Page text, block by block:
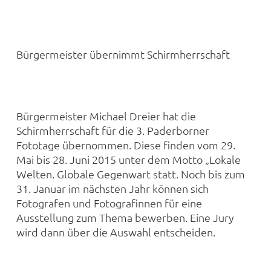
Bürgermeister übernimmt Schirmherrschaft
Bürgermeister Michael Dreier hat die
Schirmherrschaft für die 3. Paderborner
Fototage übernommen. Diese finden vom 29.
Mai bis 28. Juni 2015 unter dem Motto „Lokale
Welten. Globale Gegenwart statt. Noch bis zum
31. Januar im nächsten Jahr können sich
Fotografen und Fotografinnen für eine
Ausstellung zum Thema bewerben. Eine Jury
wird dann über die Auswahl entscheiden.